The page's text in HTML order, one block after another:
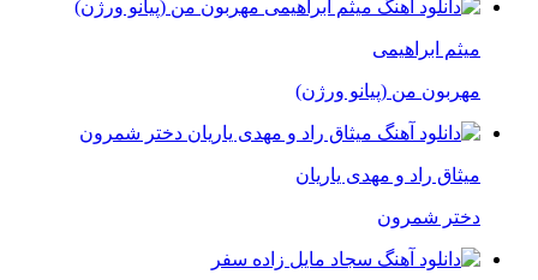
میثم ابراهیمی
مهربون من (پیانو ورژن)
میثاق راد و مهدی یاریان
دختر شمرون